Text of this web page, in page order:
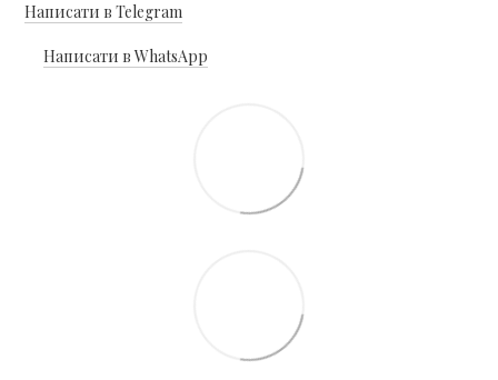
Написати в Telegram
Написати в WhatsApp